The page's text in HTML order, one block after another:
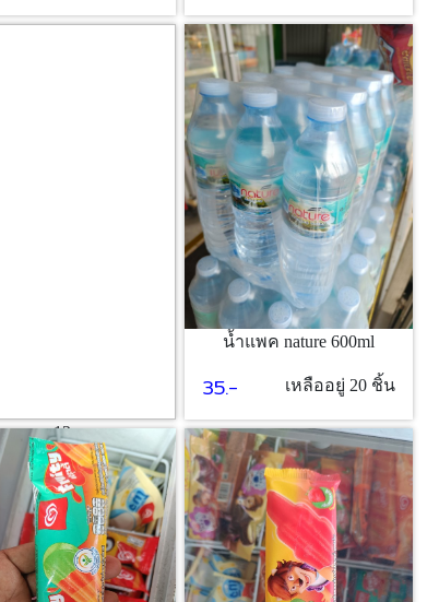
ขนม12บาท
เหลืออยู่ 10 ชิ้น
น้ำแพค nature 600ml
35.- เหลืออยู่ 20 ชิ้น